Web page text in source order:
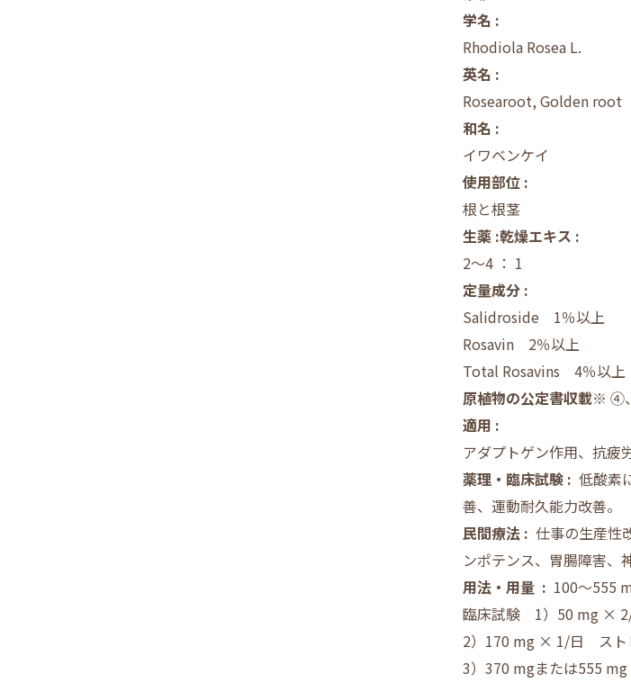
学名 :
Rhodiola Rosea L.
英名 :
Rosearoot, Golden root
和名 :
イワベンケイ
使用部位 :
根と根茎
生薬 :乾燥エキス :
2～4 ： 1
定量成分 :
Salidroside 1％以上
Rosavin 2％以上
Total Rosavins 4％以上
原植物の公定書収載※ ④
適用 :
アダプトゲン作用、抗疲
薬理・臨床試験 : 低酸素
善、運動耐久能力改善。
民間療法 : 仕事の生産性
ンポテンス、胃腸障害、
用法・用量 : 100～555
臨床試験 1）50 mg ×
2）170 mg × 1/日 スト
3）370 mgまたは555